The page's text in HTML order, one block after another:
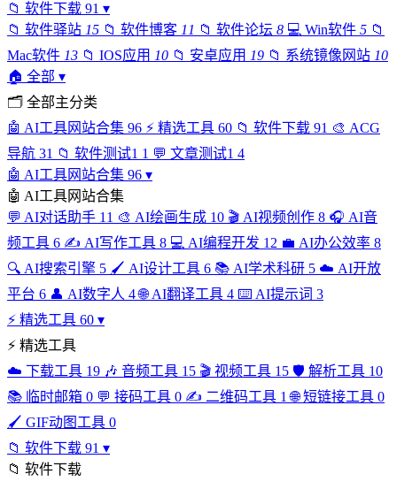
📁 软件下载 91 ▾
📁 软件驿站 15 📁 软件博客 11 📁 软件论坛 8 💻 Win软件 5 📁
Mac软件 13 📁 IOS应用 10 📁 安卓应用 19 📁 系统镜像网站 10
🏠 全部 ▾
🗂 全部主分类
🤖 AI工具网站合集 96 ⚡ 精选工具 60 📁 软件下载 91 🎨 ACG
导航 31 📁 软件测试1 1 💬 文章测试1 4
🤖 AI工具网站合集 96 ▾
🤖 AI工具网站合集
💬 AI对话助手 11 🎨 AI绘画生成 10 🎬 AI视频创作 8 🎧 AI音
频工具 6 ✍️ AI写作工具 8 💻 AI编程开发 12 💼 AI办公效率 8
🔍 AI搜索引擎 5 🖌️ AI设计工具 6 📚 AI学术科研 5 ☁️ AI开放
平台 6 👤 AI数字人 4 🌐 AI翻译工具 4 ⌨️ AI提示词 3
⚡ 精选工具 60 ▾
⚡ 精选工具
☁️ 下载工具 19 🎶 音频工具 15 🎬 视频工具 15 🛡️ 解析工具 10
📚 临时邮箱 0 💬 接码工具 0 ✍️ 二维码工具 1 🌐 短链接工具 0
🖌️ GIF动图工具 0
📁 软件下载 91 ▾
📁 软件下载